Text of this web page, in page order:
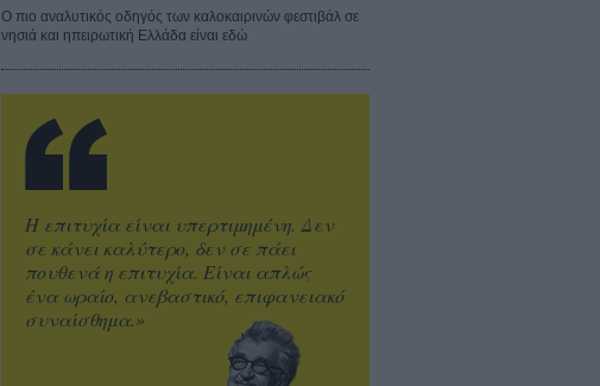
Ο πιο αναλυτικός οδηγός των καλοκαιρινών φεστιβάλ σε
νησιά και ηπειρωτική Ελλάδα είναι εδώ
Η επιτυχία είναι υπερτιμημένη. Δεν
σε κάνει καλύτερο, δεν σε πάει
πουθενά η επιτυχία. Είναι απλώς
ένα ωραίο, ανεβαστικό, επιφανειακό
συναίσθημα.»